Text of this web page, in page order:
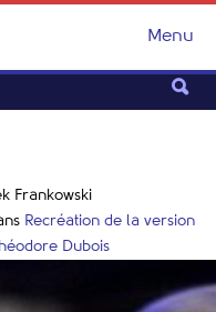
Menu
Frankowski
Recréation de la version
Dubois